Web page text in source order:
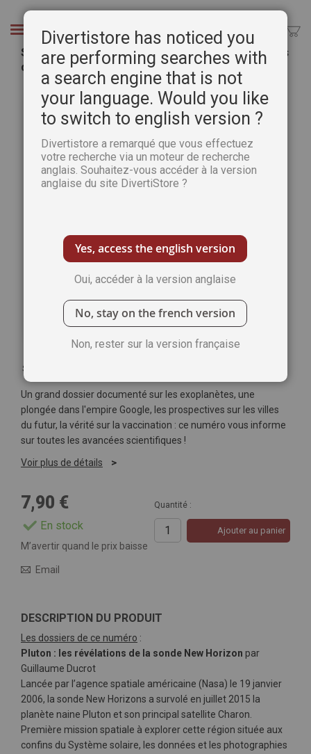
Chercher
Science et Univers n°17 - PLUTON les révélations
de la sonde New Horizon !
galerie
d’images
Soyez le premier à commenter ce produit
Un grand dossier documenté sur les exoplanètes, une
plongée dans l'empire Google, les prospectives sur les villes
du futur, la vérité sur la vaccination : ce numéro vous informe
sur toutes les avancées scientifiques !
Voir plus de détails
7,90 €
En stock
Quantité :
Ajouter au panier
M’avertir quand le prix baisse
Email
DESCRIPTION DU PRODUIT
Les dossiers de ce numéro :
Pluton : les révélations de la sonde New Horizon par
Guillaume Ducrot
Lancée par l’agence spatiale américaine (Nasa) le 19 janvier
2006, la sonde New Horizons a survolé en juillet 2015 la
planète naine Pluton et son principal satellite Charon.
Première mission spatiale à explorer cette région située aux
confins du Système solaire, les données et les photographies
Divertistore has noticed you
are performing searches with
a search engine that is not
your language. Would you like
to switch to english version ?
Divertistore a remarqué que vous effectuez
votre recherche via un moteur de recherche
anglais. Souhaitez-vous accéder à la version
anglaise du site DivertiStore ?
Yes, access the english version
Oui, accéder à la version anglaise
No, stay on the french version
Non, rester sur la version française